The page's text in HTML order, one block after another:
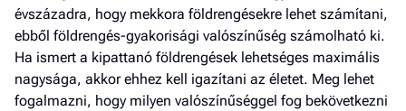
évszázadra, hogy mekkora földrengésekre lehet számítani,
ebből földrengés-gyakorisági valószínűség számolható ki.
Ha ismert a kipattanó földrengések lehetséges maximális
nagysága, akkor ehhez kell igazítani az életet. Meg lehet
fogalmazni, hogy milyen valószínűséggel fog bekövetkezni